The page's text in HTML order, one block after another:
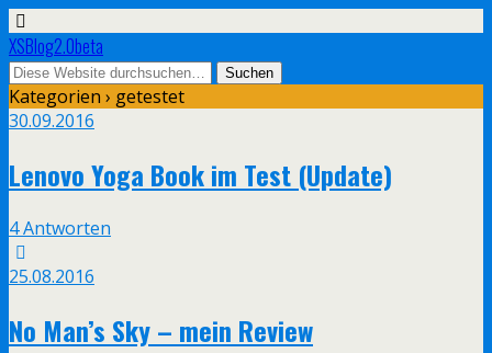
XSBlog2.0beta
Kategorien › getestet
30.09.2016
Lenovo Yoga Book im Test (Update)
4 Antworten
25.08.2016
No Man’s Sky – mein Review